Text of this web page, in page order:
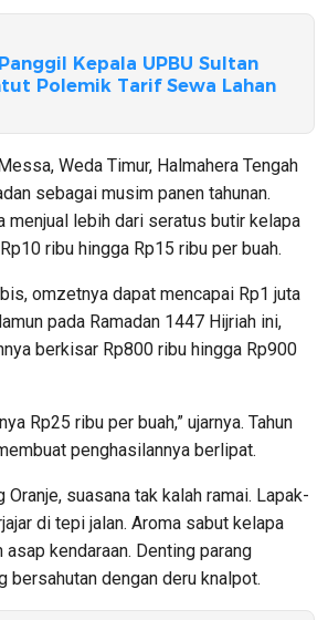
Kepala UPBU Sultan
Polemik Tarif Sewa Lahan
Weda Timur, Halmahera Tengah
sebagai musim panen tahunan.
menjual lebih dari seratus butir kelapa
ribu hingga Rp15 ribu per buah.
omzetnya dapat mencapai Rp1 juta
pada Ramadan 1447 Hijriah ini,
berkisar Rp800 ribu hingga Rp900
Rp25 ribu per buah,” ujarnya. Tahun
penghasilannya berlipat.
Oranje, suasana tak kalah ramai. Lapak-
di tepi jalan. Aroma sabut kelapa
kendaraan. Denting parang
bersahutan dengan deru knalpot.